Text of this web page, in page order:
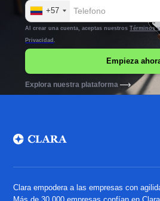
+57
Al crear una cuenta, aceptas nuestrosTérminos
Privacidad.
Explora nuestra plataforma
Clara empodera a las empresas con